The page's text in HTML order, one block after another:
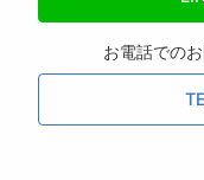
お電話での